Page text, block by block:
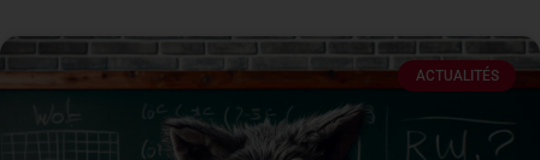
ACTUALITÉS